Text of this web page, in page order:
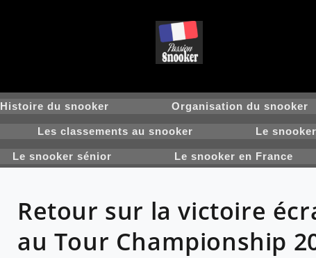
Histoire du snooker Organisation du snooker
Les classements au snooker Le
Le snooker sénior Le snooker en France
Retour sur la victoire
au Tour Championship